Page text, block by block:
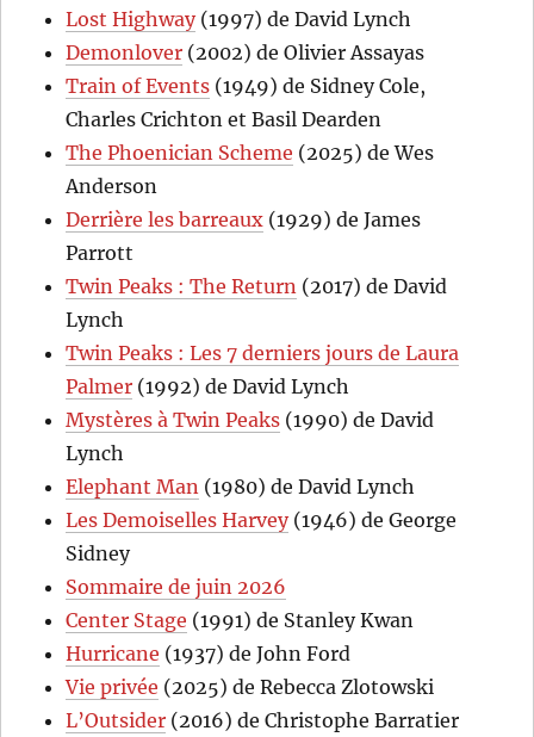
Lost Highway(1997) de David Lynch
Demonlover (2002) de Olivier Assayas
Train of Events (1949) de Sidney Cole,
Charles Crichton et Basil Dearden
The Phoenician Scheme (2025) de Wes
Anderson
Derrière les barreaux (1929) de James
Parrott
Twin Peaks : The Return (2017) de David
Lynch
Twin Peaks : Les 7 derniers jours de Laura
Palmer (1992) de David Lynch
Mystères à Twin Peaks (1990) de David
Lynch
Elephant Man (1980) de David Lynch
Les Demoiselles Harvey(1946) de George
Sidney
Sommaire de juin 2026
Center Stage (1991) de Stanley Kwan
Hurricane (1937) de John Ford
Vie privée (2025) de Rebecca Zlotowski
L’Outsider (2016) de Christophe Barratier